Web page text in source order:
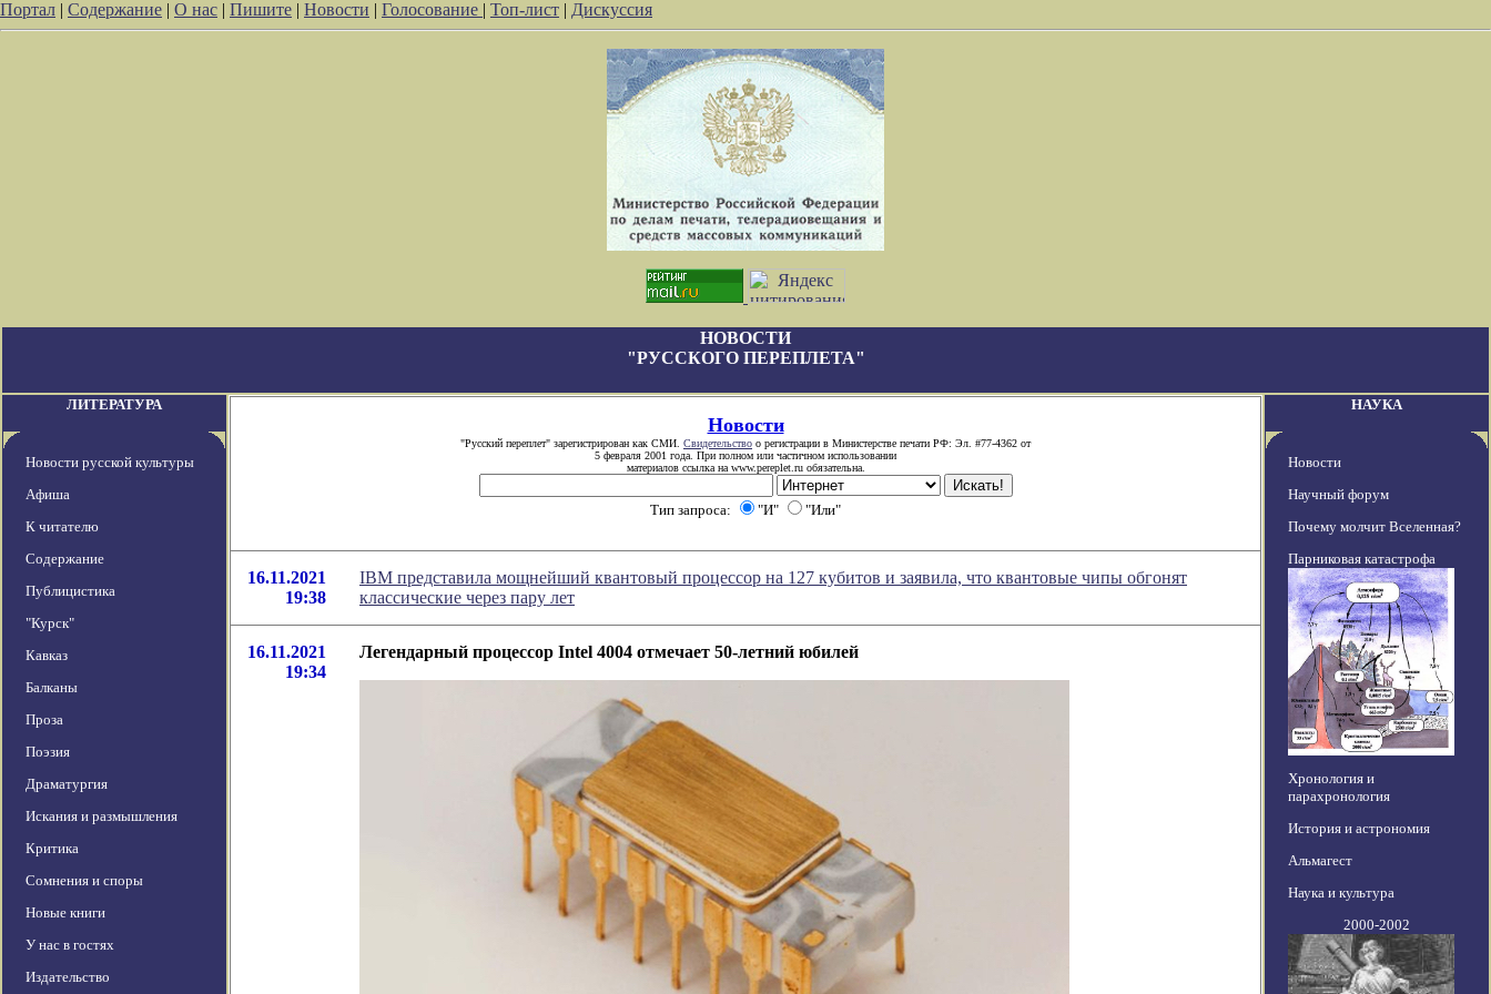
Портал | Содержание | О нас | Пишите | Новости | Голосование | Топ-лист | Дискуссия
НОВОСТИ
"РУССКОГО ПЕРЕПЛЕТА"
ЛИТЕРАТУРА
Новости русской культуры
Афиша
К читателю
Содержание
Публицистика
"Курск"
Кавказ
Балканы
Проза
Поэзия
Драматургия
Искания и размышления
Критика
Сомнения и споры
Новые книги
У нас в гостях
Издательство
Новости
"Русский переплет" зарегистрирован как СМИ. Свидетельство о регистрации в Министерстве печати РФ: Эл. #77-4362 от
5 февраля 2001 года. При полном или частичном использовании
материалов ссылка на www.pereplet.ru обязательна.
Тип запроса: "И" "Или"
16.11.2021
19:38
IBM представила мощнейший квантовый процессор на 127 кубитов и заявила, что квантовые чипы обгонят
классические через пару лет
16.11.2021
19:34
Легендарный процессор Intel 4004 отмечает 50-летний юбилей
НАУКА
Новости
Научный форум
Почему молчит Вселенная?
Парниковая катастрофа
Хронология и
парахронология
История и астрономия
Альмагест
Наука и культура
2000-2002